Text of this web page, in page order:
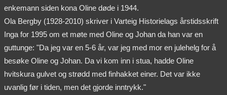
enkemann siden kona Oline døde i 1944.
Ola Bergby (1928-2010) skriver i Varteig Historielags årstidsskrift
Inga for 1995 om et møte med Oline og Johan da han var en
guttunge: "Da jeg var en 5-6 år, var jeg med mor en julehelg for å
besøke Oline og Johan. Da vi kom inn i stua, hadde Oline
hvitskura gulvet og strødd med finhakket einer. Det var ikke
uvanlig før i tiden, men det gjorde inntrykk."